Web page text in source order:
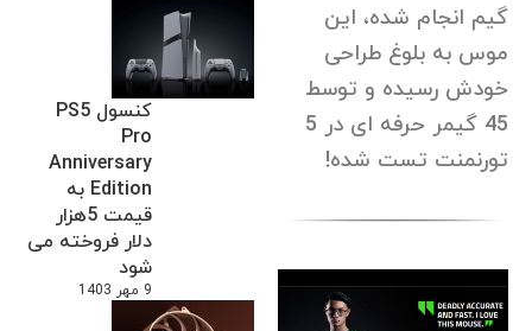
کنسول PS5
Pro
Anniversary
Edition به
قیمت 5هزار
دلار فروخته می
شود
9 مهر 1403
گیم انجام شده، این
موس به بلوغ طراحی
خودش رسیده و توسط
45 گیمر حرفه ای در 5
تورنمنت تست شده!